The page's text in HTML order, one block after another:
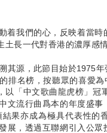
我們的心，反映着當時
長一代對香港的濃厚感情
其源，此節目始於1975
排名榜，按聽眾的喜愛
「中文歌曲龍虎榜」冠
文流行曲爲本的年度盛
果亦成為極具代表性的
展，透過互聯網引入公